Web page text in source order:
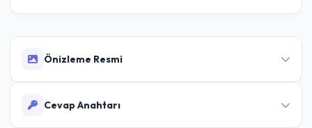
Önizleme Resmi
Cevap Anahtarı